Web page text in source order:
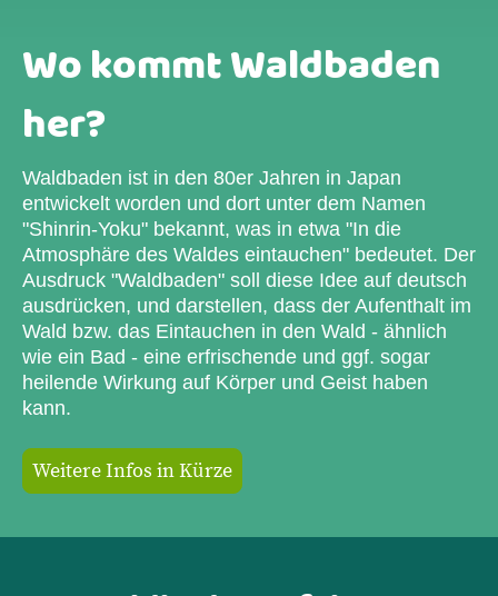
Wo kommt Waldbaden
her?
Waldbaden ist in den 80er Jahren in Japan
entwickelt worden und dort unter dem Namen
"Shinrin-Yoku" bekannt, was in etwa "In die
Atmosphäre des Waldes eintauchen" bedeutet. Der
Ausdruck "Waldbaden" soll diese Idee auf deutsch
ausdrücken, und darstellen, dass der Aufenthalt im
Wald bzw. das Eintauchen in den Wald - ähnlich
wie ein Bad - eine erfrischende und ggf. sogar
heilende Wirkung auf Körper und Geist haben
kann.
Weitere Infos in Kürze